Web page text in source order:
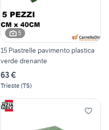
5
15 Piastrelle pavimento plastica
verde drenante
63 €
Trieste(TS)